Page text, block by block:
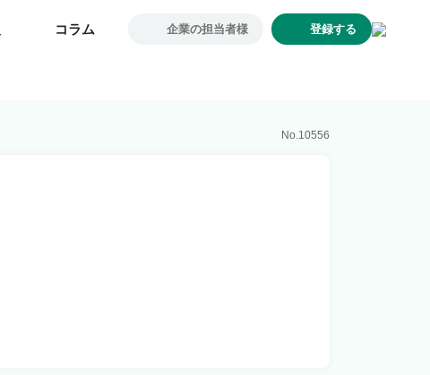
コラム 企業の担当者様 登録する
コラム 企業の担当者様 登録する
No. 10556